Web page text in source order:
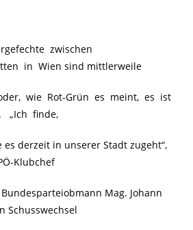
zwischen
in Wien sind mittlerweile
wie Rot-Grün es meint, es ist
„Ich finde,
derzeit in unserer Stadt zugeht“,
Klubchef
Mag. Johann
Schusswechsel